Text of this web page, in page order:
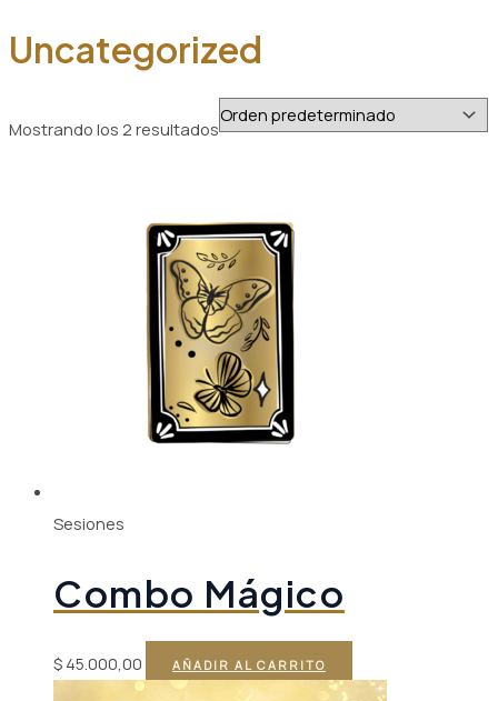
Uncategorized
Mostrando los 2 resultados
Sesiones
Combo Mágico
$ 45.000,00 AÑADIR AL CARRITO